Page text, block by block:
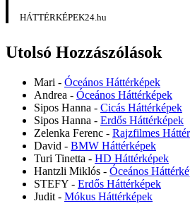
HÁTTÉRKÉPEK24.hu
Utolsó Hozzászólások
Mari - Óceános Háttérképek
Andrea - Óceános Háttérképek
Sipos Hanna - Cicás Háttérképek
Sipos Hanna - Erdős Háttérképek
Zelenka Ferenc - Rajzfilmes
David - BMW Háttérképek
Turi Tinetta - HD Háttérképek
Hantzli Miklós - Óceános
STEFY - Erdős Háttérképek
Judit - Mókus Háttérképek